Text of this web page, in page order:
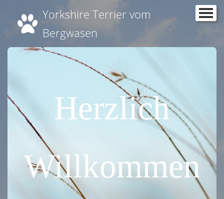
Yorkshire Terrier vom
Bergwasen
Herzlich
Willkommen
Startseite
Anastasia - Lucy vom Bergwasen
Aurora vom Bergwasen
Miss Mia Monroe Nupagadis
Darling Daisy vom Bergwasen